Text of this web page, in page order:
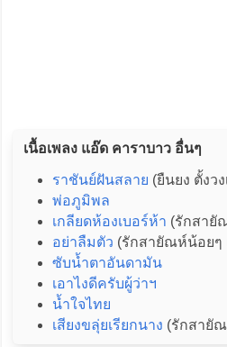
เนื้อเพลง แอ๊ด คาราบาว อื่นๆ
ราชันย์ฝันสลาย (ยืนยง ตั้งวง
พ่อภูมิพล
เกลียดห้องเบอร์ห้า (รักสายั
อย่าลืมตัว (รักสายัณห์น้อยๆ
ซับน้ำตาอันดามัน
เอาไงดีครับผู้ว่าฯ
น้ำใจไทย
เสียงขลุ่ยเรียกนาง (รักสายั